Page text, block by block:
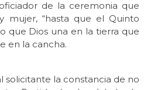
de la ceremonia que
mujer, “hasta que el Quinto
que Dios una en la tierra que
en la cancha.
solicitante la constancia de no